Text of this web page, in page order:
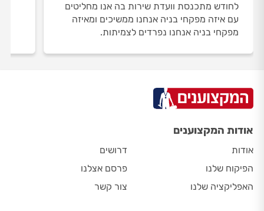
לחודש מתכנסת וועדת שירות בה אנו מחליטים
עם איזה מפקחי בניה אנחנו ממשיכים ומאיזה
מפקחי בניה אנחנו נפרדים לצמיתות.
אודות המקצוענים
אודות
הפיקוח שלנו
האפליקציה שלנו
דרושים
פרסם אצלנו
צור קשר